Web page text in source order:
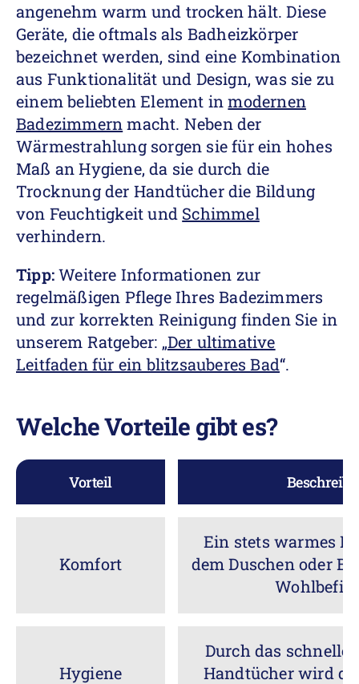
angenehm warm und trocken hält. Diese
Geräte, die oftmals als Badheizkörper
bezeichnet werden, sind eine Kombination
aus Funktionalität und Design, was sie zu
einem beliebten Element inmodernen
Badezimmernmacht. Neben der
Wärmestrahlung sorgen sie für ein hohes
Maß an Hygiene, da sie durch die
Trocknung der Handtücher die Bildung
von Feuchtigkeit und Schimmel
verhindern.
Tipp:Weitere Informationen zur
regelmäßigen Pflege Ihres Badezimmers
und zur korrekten Reinigung finden Sie in
unserem Ratgeber: „Der ultimative
Leitfaden für ein blitzsauberes Bad“.
Welche Vorteile gibt es?
Vorteil
Komfort
Ein stets warmes
dem Duschen oder
Hygiene
Durch das schnelle
Handtücher wird